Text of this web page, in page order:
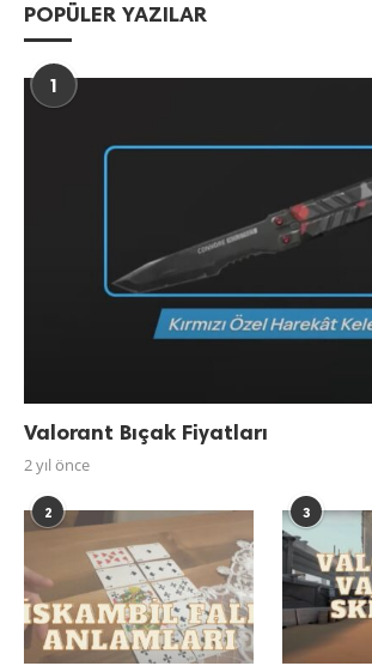
POPÜLER YAZILAR
1
Valorant Bıçak Fiyatları
2 yıl önce
2 3